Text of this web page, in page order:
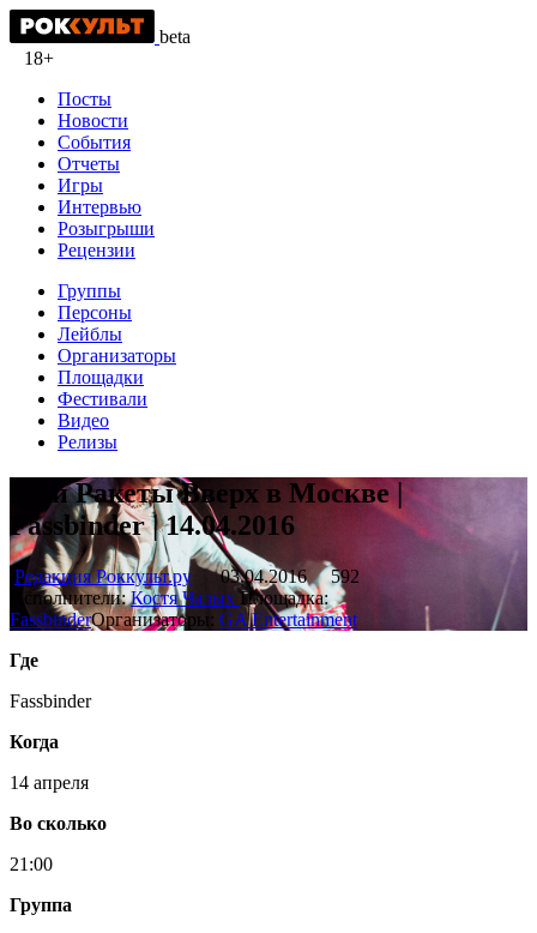
beta
18+
Посты
Новости
События
Отчеты
Игры
Интервью
Розыгрыши
Рецензии
Группы
Персоны
Лейблы
Организаторы
Площадки
Фестивали
Видео
Релизы
Мои Ракеты Вверх в Москве |
Fassbinder | 14.04.2016
Редакция Роккульт.ру 03.04.2016
592
Исполнители:Костя Чалых Площадка:
FassbinderОрганизаторы: GA Entertainment
Где
Fassbinder
Когда
14 апреля
Во сколько
21:00
Группа